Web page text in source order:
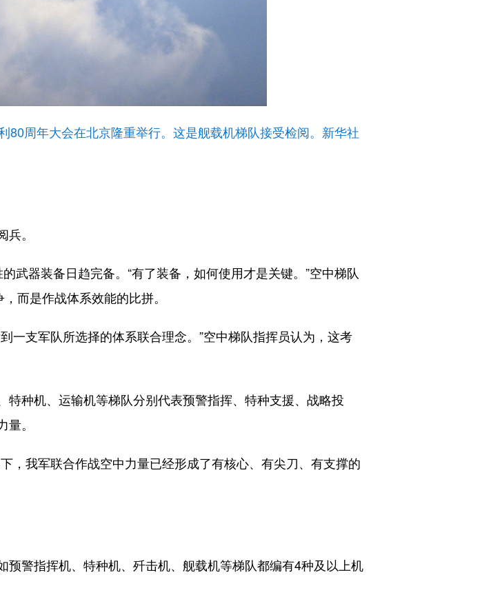
80周年大会在北京隆重举行。这是舰载机梯队接受检阅。新华社
。
器装备日趋完备。“有了装备，如何使用才是关键。”空中梯队
而是作战体系效能的比拼。
支军队所选择的体系联合理念。”空中梯队指挥员认为，这考
种机、运输机等梯队分别代表预警指挥、特种支援、战略投
量。
我军联合作战空中力量已经形成了有核心、有尖刀、有支撑的
警指挥机、特种机、歼击机、舰载机等梯队都编有4种及以上机